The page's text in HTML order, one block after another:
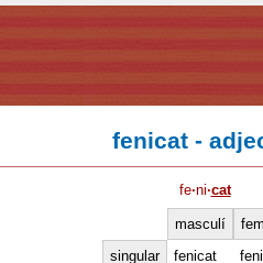
fenicat -
fe·ni·cat
masculí
singular
fenicat